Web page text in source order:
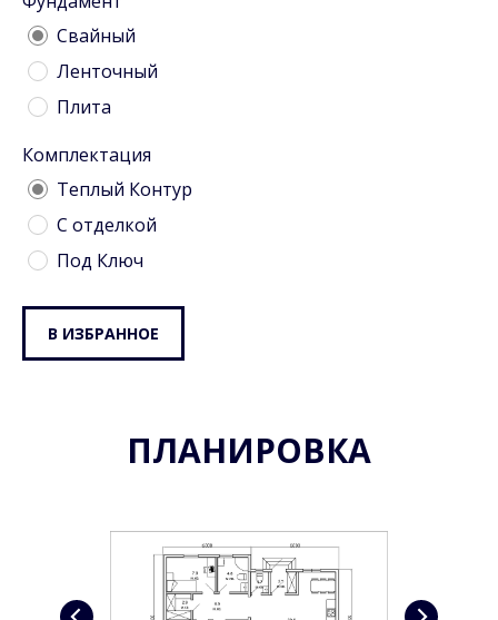
Cвайный
Ленточный
Плита
Комплектация
Теплый Контур
С отделкой
Под Ключ
В ИЗБРАННОЕ
ПЛАНИРОВКА